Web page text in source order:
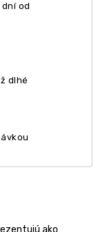
od
dlhé
ako